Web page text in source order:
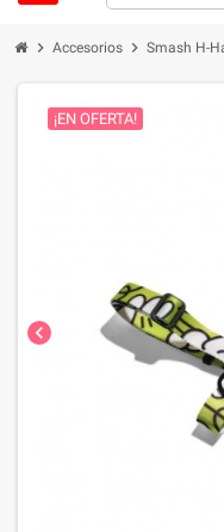
chevron_right Accesorios chevron_right Smash H-
chevron_left
¡EN OFERTA!